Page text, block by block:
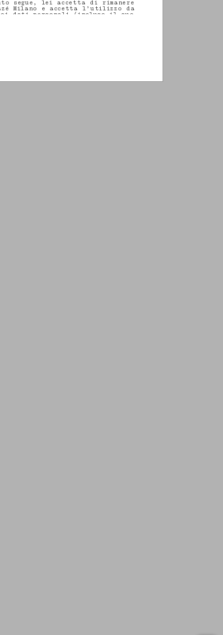
segue, lei accetta di rimanere
Milano e accetta l’utilizzo da
dati personali (incluso il suo
alle nostre ultime
eventi, prodotti e servizi.
sulle nostre pratiche in
sui suoi diritti (incluso il
la preghiamo di